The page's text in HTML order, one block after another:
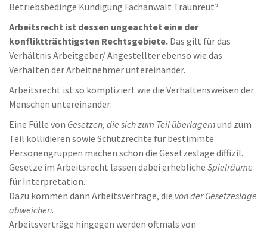
Betriebsbedinge Kündigung Fachanwalt Traunreut?
Arbeitsrecht ist dessen ungeachtet eine der
konfliktträchtigsten Rechtsgebiete. Das gilt für das
Verhältnis Arbeitgeber/ Angestellter ebenso wie das
Verhalten der Arbeitnehmer untereinander.
Arbeitsrecht ist so kompliziert wie die Verhaltensweisen der
Menschen untereinander:
Eine Fülle von Gesetzen, die sich zum Teil überlagernund zum
Teil kollidieren sowie Schutzrechte für bestimmte
Personengruppen machen schon die Gesetzeslage diffizil.
Gesetze im Arbeitsrecht lassen dabei erhebliche Spielräume
für Interpretation.
Dazu kommen dann Arbeitsverträge, die von der Gesetzeslage
abweichen.
Arbeitsverträge hingegen werden oftmals von